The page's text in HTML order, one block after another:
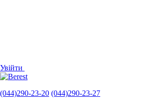
Увійти
(044)290-23-20 (044)290-23-27